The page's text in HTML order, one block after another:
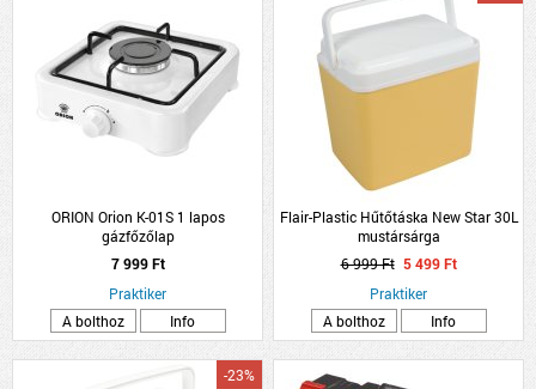
ORION Orion K-01S 1 lapos
gázfőzőlap
7 999 Ft
Praktiker
A bolthoz
Info
Flair-Plastic Hűtőtáska New Star 30L
mustársárga
6 999 Ft 5 499 Ft
Praktiker
A bolthoz
Info
-23%